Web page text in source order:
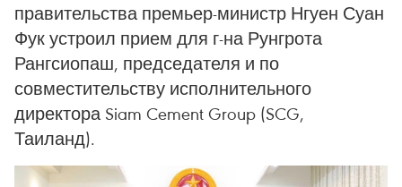
правительства премьер-министр Нгуен Суан
Фук устроил прием для г-на Рунгрота
Рангсиопаш, председателя и по
совместительству исполнительного
директора Siam Cement Group (SCG,
Таиланд).